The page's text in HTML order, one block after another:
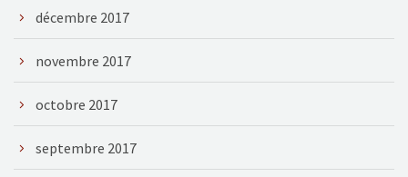
décembre 2017
novembre 2017
octobre 2017
septembre 2017